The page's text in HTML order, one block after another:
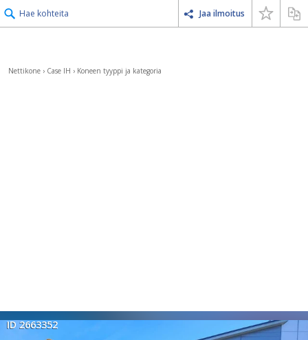
Hae kohteita Jaa ilmoitus
Nettikone › Case IH › Koneen tyyppi ja kategoria
ID 2663352